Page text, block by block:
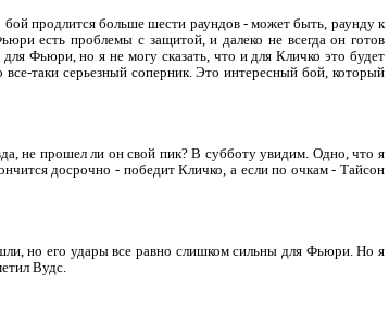
бой продлится больше шести раундов - может быть, раунду к
есть проблемы с защитой, и далеко не всегда он готов
Фьюри, но я не могу сказать, что и для Кличко это будет
таки серьезный соперник. Это интересный бой, который
не прошел ли он свой пик? В субботу увидим. Одно, что я
досрочно - победит Кличко, а если по очкам - Тайсон
но его удары все равно слишком сильны для Фьюри. Но я
Вудс.